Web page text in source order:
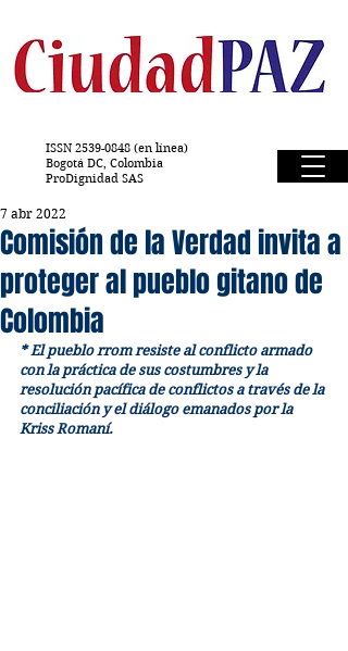
ISSN 2539-0848 (en línea)
Bogotá DC, Colombia
ProDignidad SAS
Comisión de la Verdad invita a
proteger al pueblo gitano de
Colombia
7 abr 2022
* El pueblo rrom resiste al conflicto armado
con la práctica de sus costumbres y la
resolución pacífica de conflictos a través de la
conciliación y el diálogo emanados por la
Kriss Romaní.